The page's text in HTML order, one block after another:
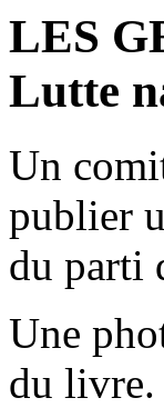
LES
Lutte
Un
publier
du parti
Une
du livre.